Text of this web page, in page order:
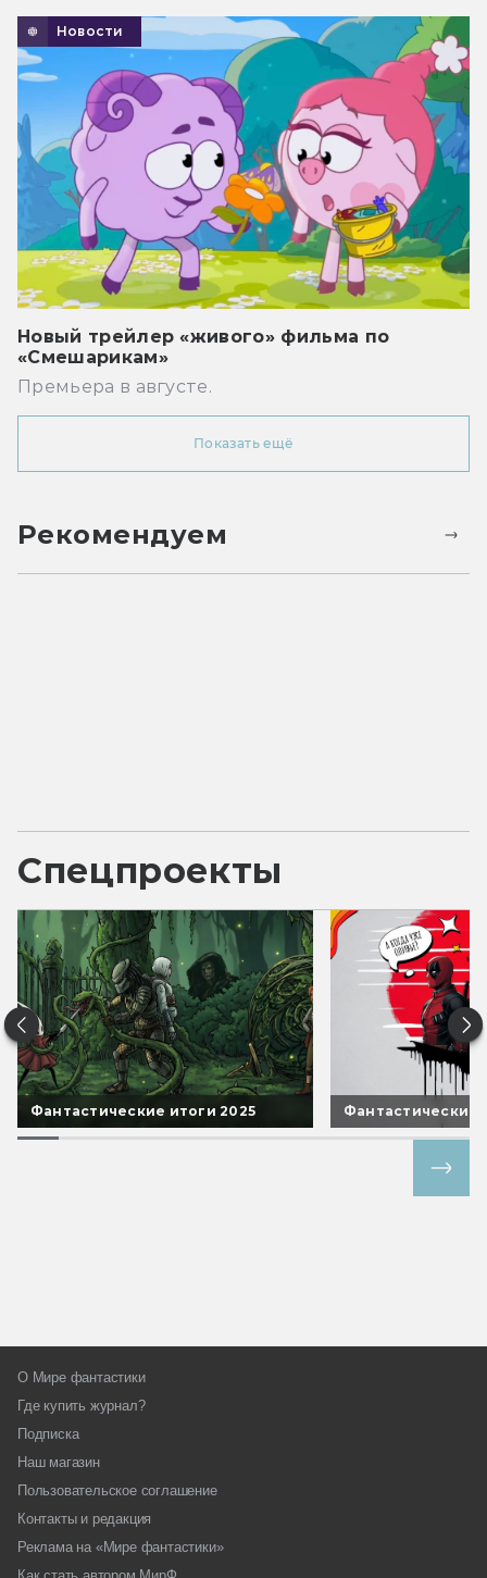
Новости
Новый трейлер «живого» фильма по
«Смешарикам»
Премьера в августе.
Показать ещё
Рекомендуем
Спецпроекты
Фантастические итоги 2025 Фантастические
О Мире фантастики
Где купить журнал?
Подписка
Наш магазин
Пользовательское соглашение
Контакты и редакция
Реклама на «Мире фантастики»